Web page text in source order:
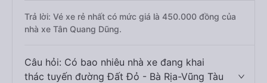
Trả lời: Vé xe rẻ nhất có mức giá là 450.000 đồng của
nhà xe Tân Quang Dũng.
Câu hỏi: Có bao nhiêu nhà xe đang khai
thác tuyến đường Đất Đỏ - Bà Rịa-Vũng Tàu